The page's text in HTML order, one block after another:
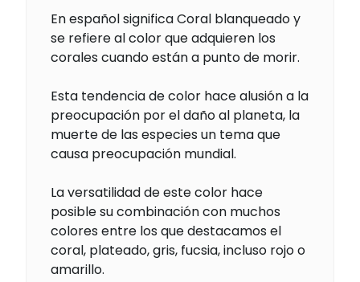
En español significa Coral blanqueado y
se refiere al color que adquieren los
corales cuando están a punto de morir.
Esta tendencia de color hace alusión a la
preocupación por el daño al planeta, la
muerte de las especies un tema que
causa preocupación mundial.
La versatilidad de este color hace
posible su combinación con muchos
colores entre los que destacamos el
coral, plateado, gris, fucsia, incluso rojo o
amarillo.